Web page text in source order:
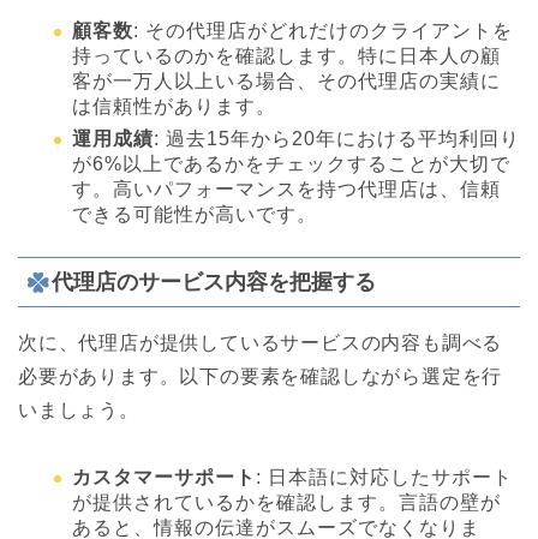
顧客数: その代理店がどれだけのクライアントを
持っているのかを確認します。特に日本人の顧
客が一万人以上いる場合、その代理店の実績に
は信頼性があります。
運用成績: 過去15年から20年における平均利回り
が6%以上であるかをチェックすることが大切で
す。高いパフォーマンスを持つ代理店は、信頼
できる可能性が高いです。
代理店のサービス内容を把握する
次に、代理店が提供しているサービスの内容も調べる
必要があります。以下の要素を確認しながら選定を行
いましょう。
カスタマーサポート : 日本語に対応したサポート
が提供されているかを確認します。言語の壁が
あると、情報の伝達がスムーズでなくなりま